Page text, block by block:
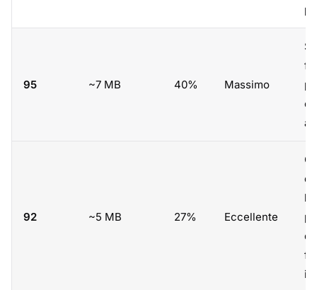
95 ~7 MB 40% Massimo
92 ~5 MB 27% Eccellente
di